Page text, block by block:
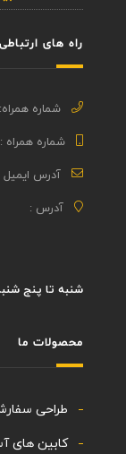
راه های ارتباطی
شماره همراه:
شماره همراه :
آدرس ایمیل
آدرس :
شنبه تا پنج
محصولات ما
طراحی
کابین های